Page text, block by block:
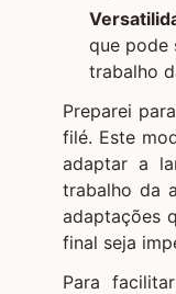
que pode
trabalho
Preparei
filé. Este
adaptar a
trabalho da
adaptações
final seja
Para